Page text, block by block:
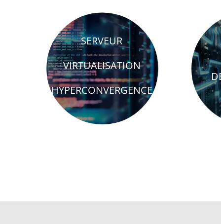
brightness_1
SERVEUR
VIRTUALISATION
HYPERCONVERGENCE